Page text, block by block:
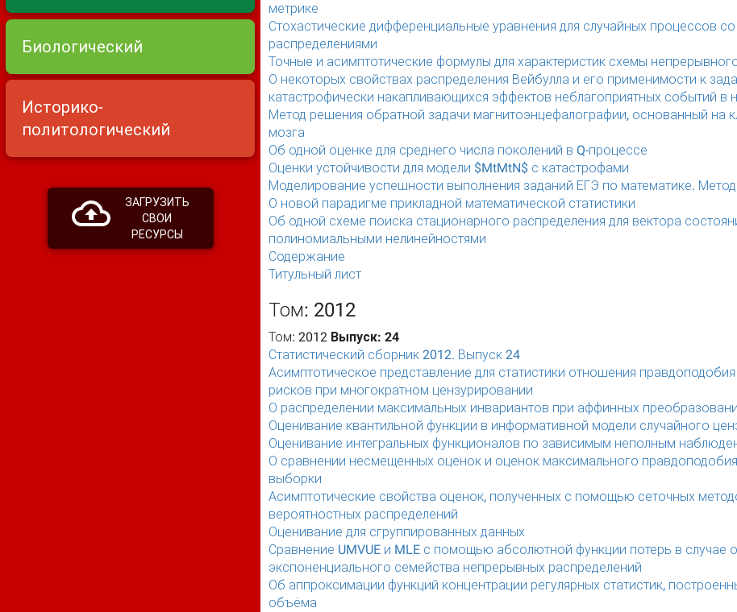
Биологический
Историко-
политологический
ЗАГРУЗИТЬ
СВОИ
РЕСУРСЫ
метрике
Стохастические дифференциальные уравнения для случайных процессов
распределениями
Точные и асимптотические формулы для характеристик схемы
О некоторых свойствах распределения Вейбулла и его применимости к
катастрофически накапливающихся эффектов неблагоприятных событий в
Метод решения обратной задачи магнитоэнцефалографии, основанный на
мозга
Об одной оценке для среднего числа поколений в Q-процессе
Оценки устойчивости для модели $MtMtN$ с катастрофами
Моделирование успешности выполнения заданий ЕГЭ по математике.
О новой парадигме прикладной математической статистики
Об одной схеме поиска стационарного распределения для вектора
полиномиальными нелинейностями
Содержание
Титульный лист
Том: 2012
Том: 2012 Выпуск: 24
Статистический сборник 2012. Выпуск 24
Асимптотическое представление для статистики отношения
рисков при многократном цензурировании
О распределении максимальных инвариантов при аффинных
Оценивание квантильной функции в информативной модели случайного
Оценивание интегральных функционалов по зависимым неполным
О сравнении несмещенных оценок и оценок максимального
выборки
Асимптотические свойства оценок, полученных с помощью сеточных
вероятностных распределений
Оценивание для сгруппированных данных
Сравнение UMVUE и MLE с помощью абсолютной функции потерь в случае
экспоненциального семейства непрерывных распределений
Об аппроксимации функций концентрации регулярных статистик,
объёма